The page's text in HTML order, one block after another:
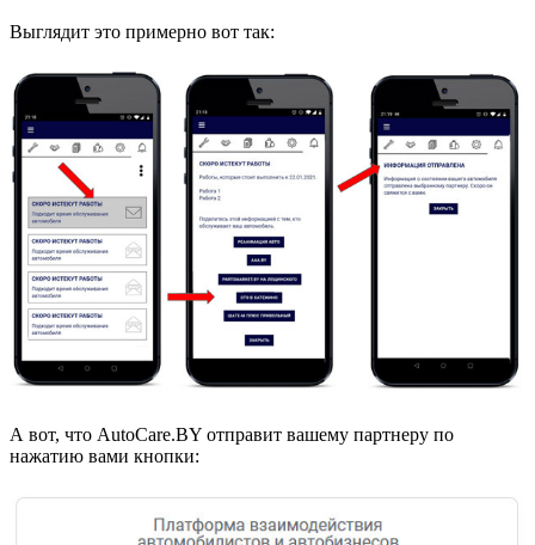
Выглядит это примерно вот так:
А вот, что AutoCare.BY отправит вашему партнеру по
нажатию вами кнопки: